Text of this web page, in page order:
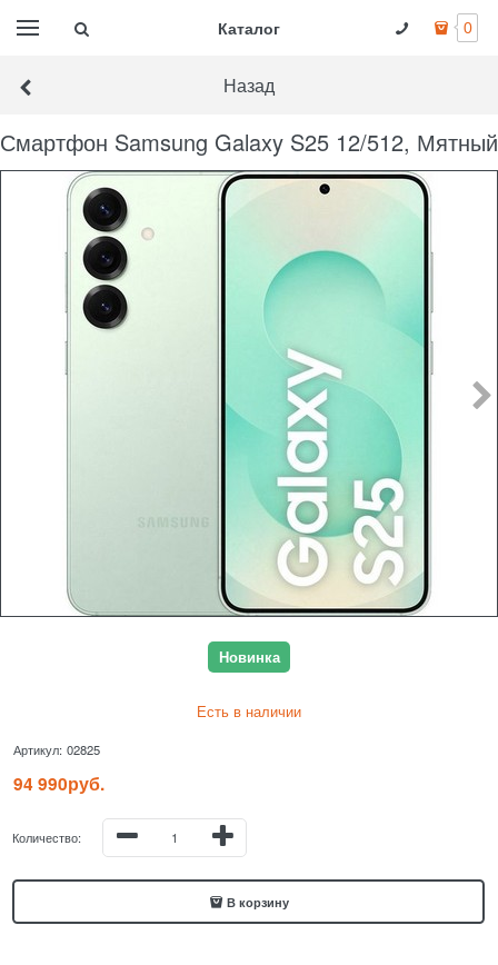
Каталог 0
Назад
Смартфон Samsung Galaxy S25 12/512, Мятный
Новинка
Есть в наличии
Артикул: 02825
94 990руб.
Количество:
В корзину